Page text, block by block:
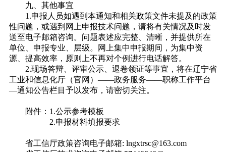
九、其他事宜
1.申报人员如遇到本通知和相关政策文件未提及的政策
性问题，或遇到网上申报技术问题，请将有关情况及时发
送至电子邮箱咨询。问题表述应完整、清晰，并提供所在
单位、申报专业、层级。网上集中申报期间，为集中资
源、提高效率，原则上不再对个例进行电话解答。
2.现场答辩、评审公示、退卷领证等事宜，将在辽宁省
工业和信息化厅（官网）——政务服务——职称工作平台
—通知公告栏目予以发布，请密切关注。
附件：1.公示参考模板
2.申报材料填报要求
省工信厅政策咨询电子邮箱: lngxtrsc@163.com